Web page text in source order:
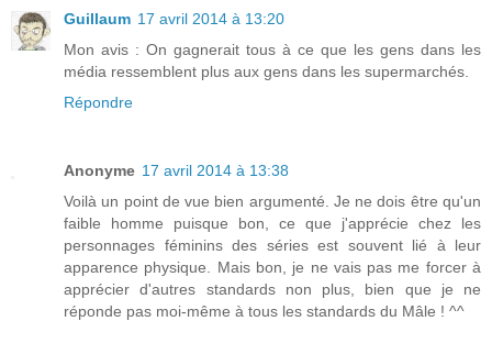
Guillaum 17 avril 2014 à 13:20
Mon avis : On gagnerait tous à ce que les gens dans les
média ressemblent plus aux gens dans les supermarchés.
Répondre
Anonyme 17 avril 2014 à 13:38
Voilà un point de vue bien argumenté. Je ne dois être qu'un
faible homme puisque bon, ce que j'apprécie chez les
personnages féminins des séries est souvent lié à leur
apparence physique. Mais bon, je ne vais pas me forcer à
apprécier d'autres standards non plus, bien que je ne
réponde pas moi-même à tous les standards du Mâle ! ^^